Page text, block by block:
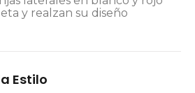
y realzan su diseño
Estilo